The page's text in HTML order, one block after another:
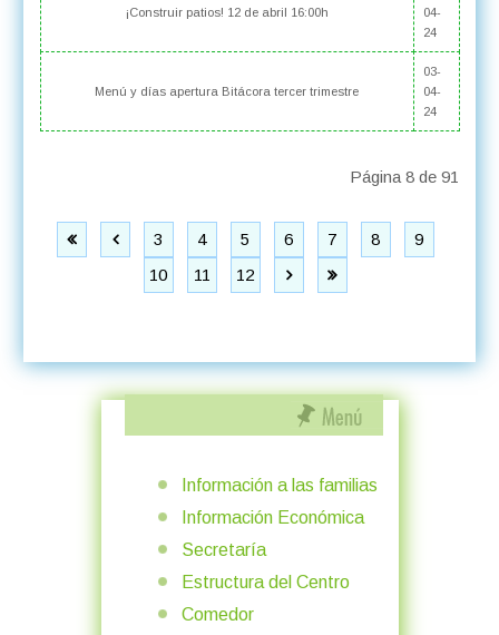
¡Construir patios! 12 de abril 16:00h
04-
24
Menú y días apertura Bitácora tercer trimestre
03-
04-
24
Página 8 de 91
3 4 5 6 7 8
9
10
11 12
Información a las familias
Información Económica
Secretaría
Estructura del Centro
Comedor